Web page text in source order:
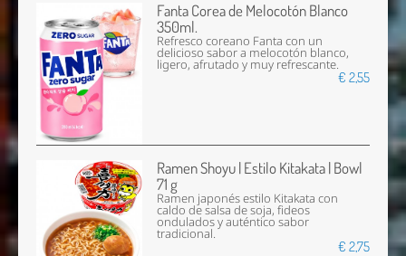
Fanta Corea de Melocotón Blanco
350ml.
Refresco coreano Fanta con un
delicioso sabor a melocotón blanco,
ligero, afrutado y muy refrescante.
€ 2,55
Ramen Shoyu | Estilo Kitakata | Bowl
71 g
Ramen japonés estilo Kitakata con
caldo de salsa de soja, fideos
ondulados y auténtico sabor
tradicional.
€ 2,75